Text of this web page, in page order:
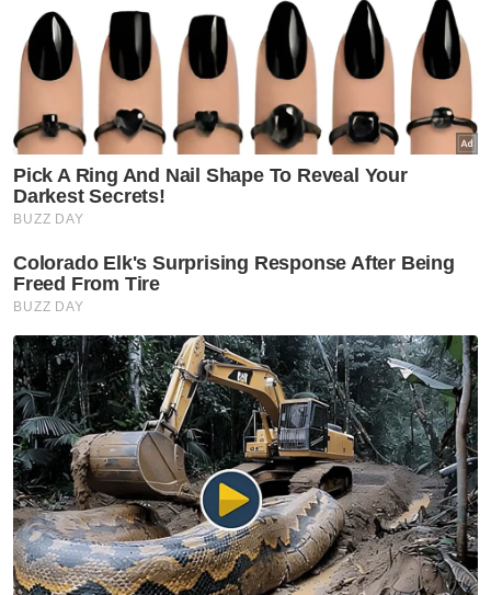
PDRM
Artikel Disyorkan
Semasa
JSJ gempur kegiatan
Semasa
Tragedi Genting bukti laluan
berisiko perlu zon bebas pokok
Semasa
'Dia cakap penat, lepas itu
hanya senyum' – Kata-kata
terakhir Lans Koperal Nur Hafiz
kepada ibu